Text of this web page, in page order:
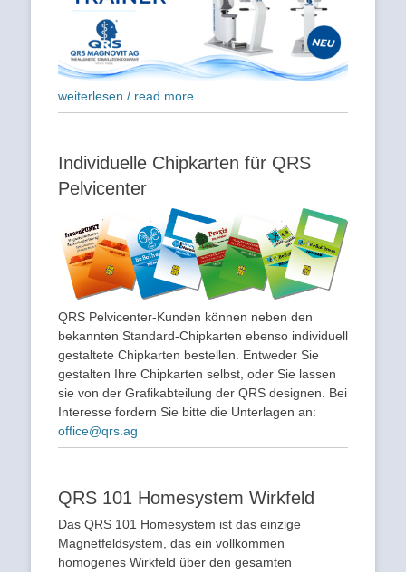
weiterlesen / read more...
Individuelle Chipkarten für QRS
Pelvicenter
QRS Pelvicenter-Kunden können neben den
bekannten Standard-Chipkarten ebenso individuell
gestaltete Chipkarten bestellen. Entweder Sie
gestalten Ihre Chipkarten selbst, oder Sie lassen
sie von der Grafikabteilung der QRS designen. Bei
Interesse fordern Sie bitte die Unterlagen an:
office@qrs.ag
QRS 101 Homesystem Wirkfeld
Das QRS 101 Homesystem ist das einzige
Magnetfeldsystem, das ein vollkommen
homogenes Wirkfeld über den gesamten